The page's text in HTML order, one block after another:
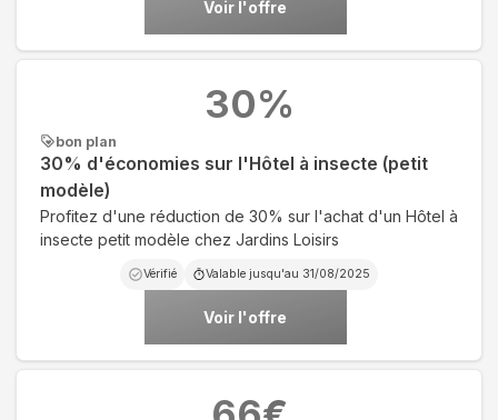
Voir l'offre
bon plan
30% d'économies sur l'Hôtel à insecte (petit
modèle)
Profitez d'une réduction de 30% sur l'achat d'un Hôtel à
insecte petit modèle chez Jardins Loisirs
Vérifié Valable jusqu'au 31/08/2025
Voir l'offre
30%